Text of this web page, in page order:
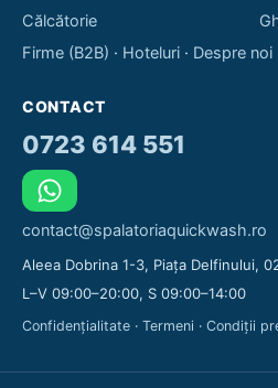
Călcătorie
Firme (B2B) · Hoteluri · Despre noi
CONTACT
0723 614 551
contact@spalatoriaquickwash.ro
Aleea Dobrina 1-3, Piața Delfinului,
L–V 09:00–20:00, S 09:00–14:00
Confidențialitate · Termeni · Condiții